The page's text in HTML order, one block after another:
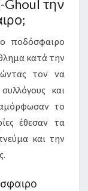
την
ποδόσφαιρο
κατά την
τον να
και
το
έθεσαν τα
και την